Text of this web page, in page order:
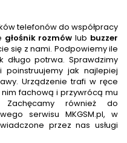
telefonów do współpracy
głośnik rozmów lub buzzer
się z nami. Podpowiemy ile
długo potrwa. Sprawdzimy
poinstruujemy jak najlepiej
Urządzenie trafi w ręce
fachową i przywrócą mu
Zachęcamy również do
serwisu MKGSM.pl, w
przez nas usługi